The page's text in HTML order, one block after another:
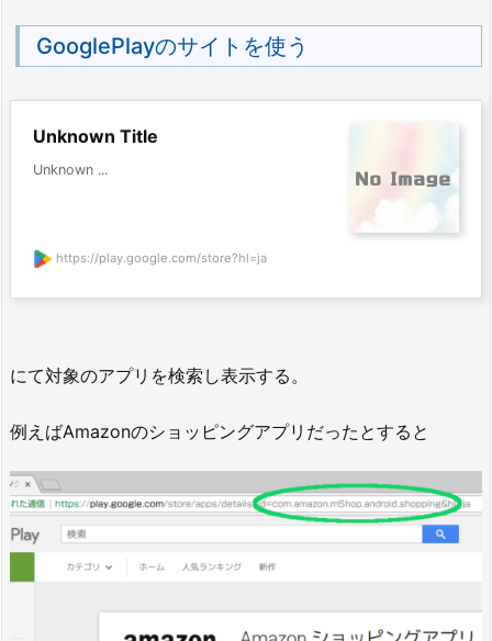
GooglePlayのサイトを使う
Unknown Title
Unknown ...
https://play.google.com/store?hl=ja
にて対象のアプリを検索し表示する。
例えばAmazonのショッピングアプリだったとすると